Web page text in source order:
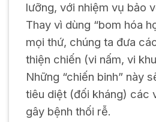
lưỡng, với nhiệm vụ bảo
Thay vì dùng “bom hóa
mọi thứ, chúng ta đưa
thiện chiến (vi nấm, vi
Những “chiến binh” này
tiêu diệt (đối kháng) các
gây bệnh thối rễ.